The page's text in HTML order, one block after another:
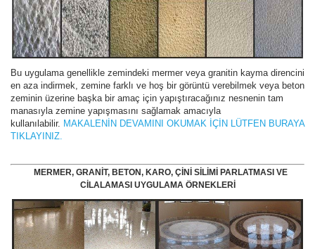
Bu uygulama genellikle zemindeki mermer veya granitin kayma direncini
en aza indirmek, zemine farklı ve hoş bir görüntü verebilmek veya beton
zeminin üzerine başka bir amaç için yapıştıracağınız nesnenin tam
manasıyla zemine yapışmasını sağlamak amacıyla
kullanılabilir. MAKALENİN DEVAMINI OKUMAK İÇİN LÜTFEN BURAYA
TIKLAYINIZ.
MERMER, GRANİT, BETON, KARO, ÇİNİ SİLİMİ PARLATMASI VE
CİLALAMASI UYGULAMA ÖRNEKLERİ